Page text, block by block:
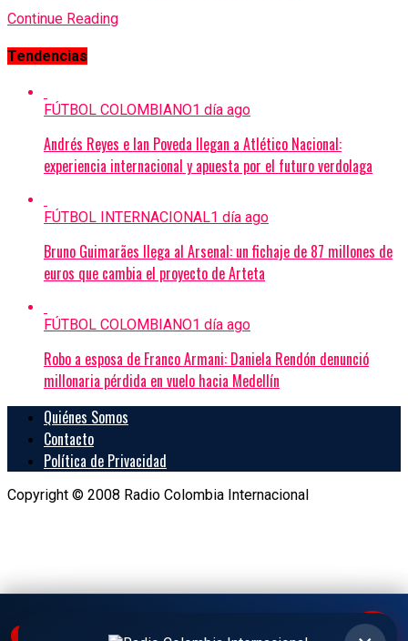
Continue Reading
Tendencias
FÚTBOL COLOMBIANO1 día ago
Andrés Reyes e Ian Poveda llegan a Atlético Nacional:
experiencia internacional y apuesta por el futuro verdolaga
FÚTBOL INTERNACIONAL1 día ago
Bruno Guimarães llega al Arsenal: un fichaje de 87 millones de
euros que cambia el proyecto de Arteta
FÚTBOL COLOMBIANO1 día ago
Robo a esposa de Franco Armani: Daniela Rendón denunció
millonaria pérdida en vuelo hacia Medellín
Quiénes Somos
Contacto
Política de Privacidad
Copyright © 2008 Radio Colombia Internacional
Radio Colombia Internacional ▶